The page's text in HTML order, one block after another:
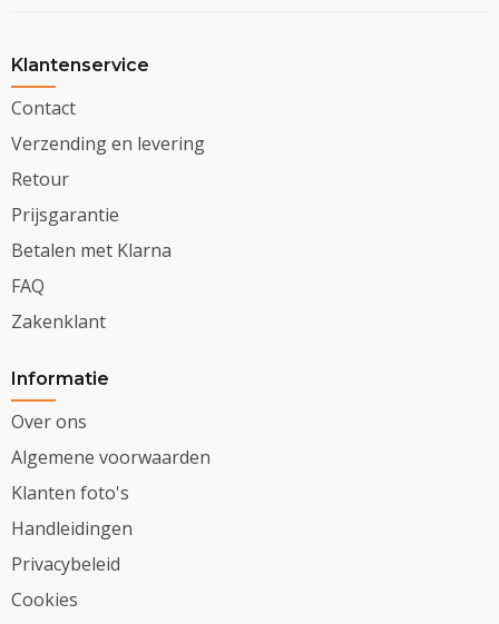
Klantenservice
Contact
Verzending en levering
Retour
Prijsgarantie
Betalen met Klarna
FAQ
Zakenklant
Informatie
Over ons
Algemene voorwaarden
Klanten foto's
Handleidingen
Privacybeleid
Cookies